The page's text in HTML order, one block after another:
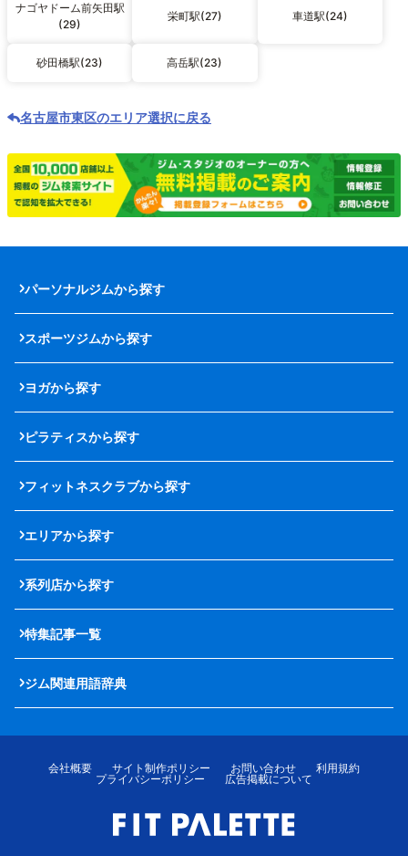
ナゴヤドーム前矢田駅
(29)
栄町駅(27) 車道駅(24)
砂田橋駅(23) 高岳駅(23)
名古屋市東区のエリア選択に戻る
パーソナルジムから探す
スポーツジムから探す
ヨガから探す
ピラティスから探す
フィットネスクラブから探す
エリアから探す
系列店から探す
特集記事一覧
ジム関連用語辞典
会社概要 サイト制作ポリシー お問い合わせ
利用規約
プライバシーポリシー
広告掲載について